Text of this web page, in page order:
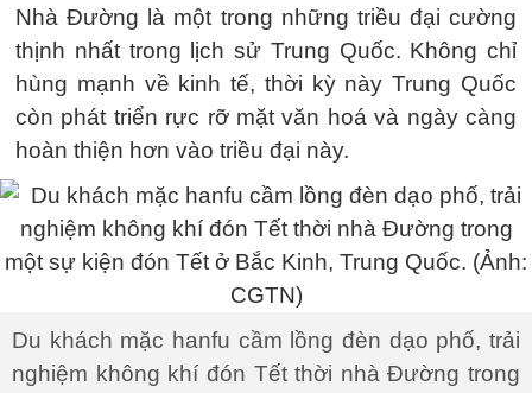
Nhà Đường là một trong những triều đại cường
thịnh nhất trong lịch sử Trung Quốc. Không chỉ
hùng mạnh về kinh tế, thời kỳ này Trung Quốc
còn phát triển rực rỡ mặt văn hoá và ngày càng
hoàn thiện hơn vào triều đại này.
Du khách mặc hanfu cầm lồng đèn dạo phố, trải
nghiệm không khí đón Tết thời nhà Đường trong